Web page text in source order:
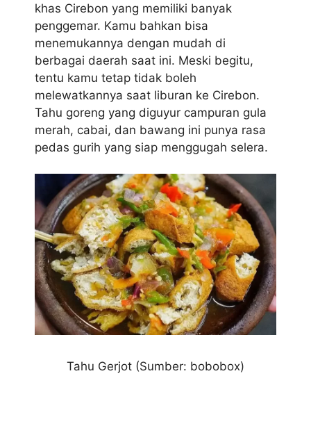
khas Cirebon yang memiliki banyak
penggemar. Kamu bahkan bisa
menemukannya dengan mudah di
berbagai daerah saat ini. Meski begitu,
tentu kamu tetap tidak boleh
melewatkannya saat liburan ke Cirebon.
Tahu goreng yang diguyur campuran gula
merah, cabai, dan bawang ini punya rasa
pedas gurih yang siap menggugah selera.
Tahu Gerjot (Sumber: bobobox)